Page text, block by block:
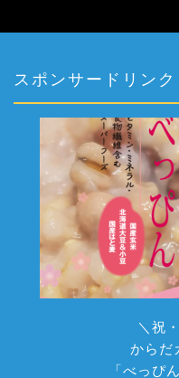
スポンサードリンク
＼祝
からだ
「べっぴ